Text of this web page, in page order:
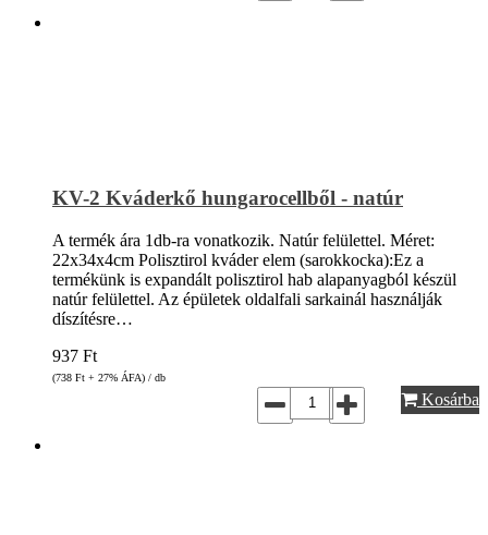
KV-2 Kváderkő hungarocellből - natúr
A termék ára 1db-ra vonatkozik. Natúr felülettel. Méret:
22x34x4cm Polisztirol kváder elem (sarokkocka):Ez a
termékünk is expandált polisztirol hab alapanyagból készül
natúr felülettel. Az épületek oldalfali sarkainál használják
díszítésre…
937 Ft
(738 Ft + 27% ÁFA) / db
Kosárba